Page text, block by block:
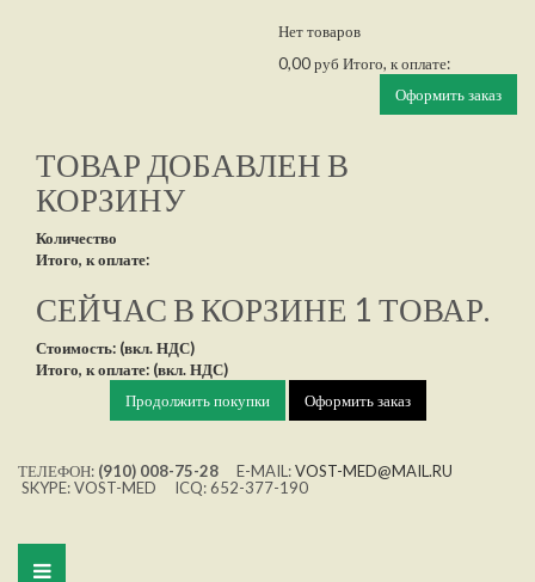
Нет товаров
0,00 руб Итого, к оплате:
Оформить заказ
ТОВАР ДОБАВЛЕН В
КОРЗИНУ
Количество
Итого, к оплате:
СЕЙЧАС В КОРЗИНЕ 1 ТОВАР.
Стоимость: (вкл. НДС)
Итого, к оплате: (вкл. НДС)
Продолжить покупки
Оформить заказ
ТЕЛЕФОН: (910) 008-75-28 E-MAIL:VOST-MED@MAIL.RU
SKYPE: VOST-MED ICQ: 652-377-190
Toggle